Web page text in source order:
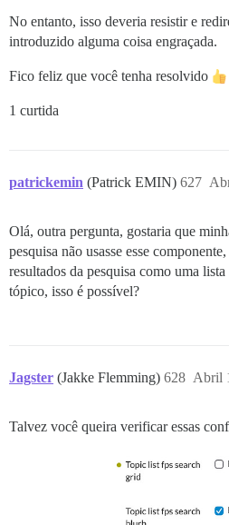
No entanto, isso deveria resistir e
introduzido alguma coisa engraçada.
Fico feliz que você tenha resolvido
1 curtida
patrickemin (Patrick EMIN) 627
Olá, outra pergunta, gostaria que
pesquisa não usasse esse
resultados da pesquisa como uma
tópico, isso é possível?
Jagster (Jakke Flemming) Abril
628
Talvez você queira verificar essas